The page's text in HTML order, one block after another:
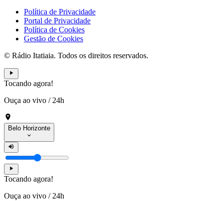
Política de Privacidade
Portal de Privacidade
Política de Cookies
Gestão de Cookies
© Rádio Itatiaia. Todos os direitos reservados.
Tocando agora!
Ouça ao vivo / 24h
Belo Horizonte
Tocando agora!
Ouça ao vivo / 24h